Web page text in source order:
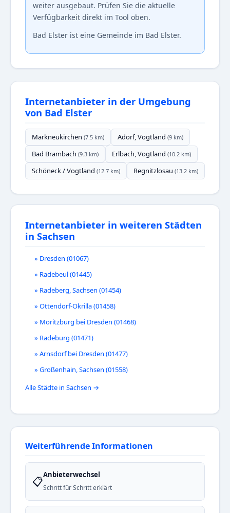
weiter ausgebaut. Prüfen Sie die aktuelle
Verfügbarkeit direkt im Tool oben.
Bad Elster ist eine Gemeinde im Bad Elster.
Internetanbieter in der Umgebung
von Bad Elster
Markneukirchen (7.5 km) Adorf, Vogtland (9 km)
Bad Brambach (9.3 km) Erlbach, Vogtland (10.2 km)
Schöneck / Vogtland (12.7 km) Regnitzlosau (13.2 km)
Internetanbieter in weiteren Städten
in Sachsen
» Dresden (01067)
» Radebeul (01445)
» Radeberg, Sachsen (01454)
» Ottendorf-Okrilla (01458)
» Moritzburg bei Dresden (01468)
» Radeburg (01471)
» Arnsdorf bei Dresden (01477)
» Großenhain, Sachsen (01558)
Alle Städte in Sachsen →
Weiterführende Informationen
📋Anbieterwechsel
Schritt für Schritt erklärt